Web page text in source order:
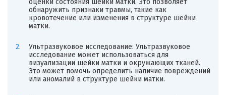
обнаружить признаки травмы, такие как
кровотечение или изменения в структуре шейки
матки.
Ультразвуковое исследование: Ультразвуковое
исследование может использоваться для
визуализации шейки матки и окружающих тканей.
Это может помочь определить наличие повреждений
или аномалий в структуре шейки матки.